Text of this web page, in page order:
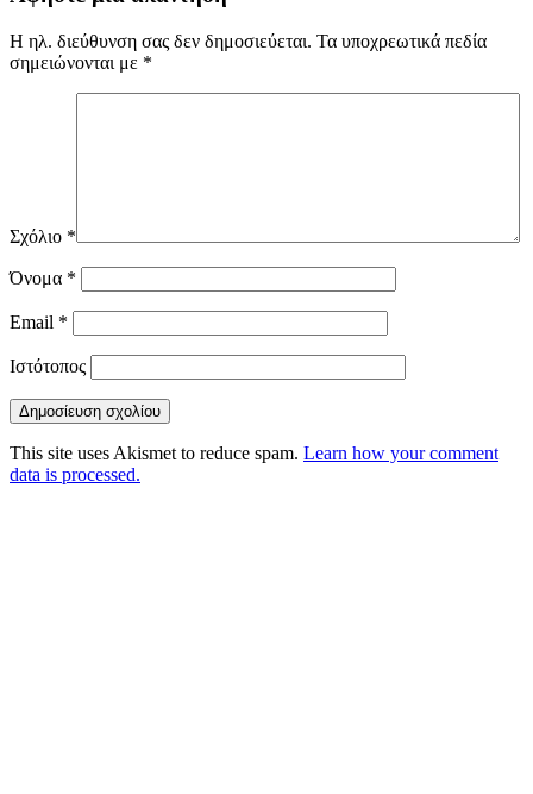
Η ηλ. διεύθυνση σας δεν δημοσιεύεται. Τα υποχρεωτικά πεδία
σημειώνονται με *
Σχόλιο *
Όνομα *
Email *
Ιστότοπος
This site uses Akismet to reduce spam. Learn how your comment
data is processed.